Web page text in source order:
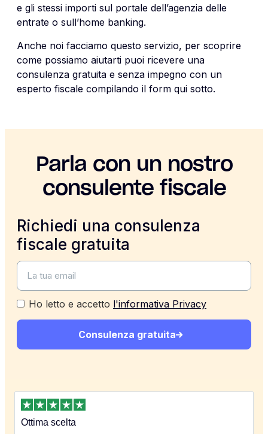
e gli stessi importi sul portale dell’agenzia delle
entrate o sull’home banking.
Anche noi facciamo questo servizio, per scoprire
come possiamo aiutarti puoi ricevere una
consulenza gratuita e senza impegno con un
esperto fiscale compilando il form qui sotto.
Parla con un nostro
consulente fiscale
Richiedi una consulenza
fiscale gratuita
Ho letto e accetto l'informativa Privacy
Consulenza gratuita
Ottima scelta